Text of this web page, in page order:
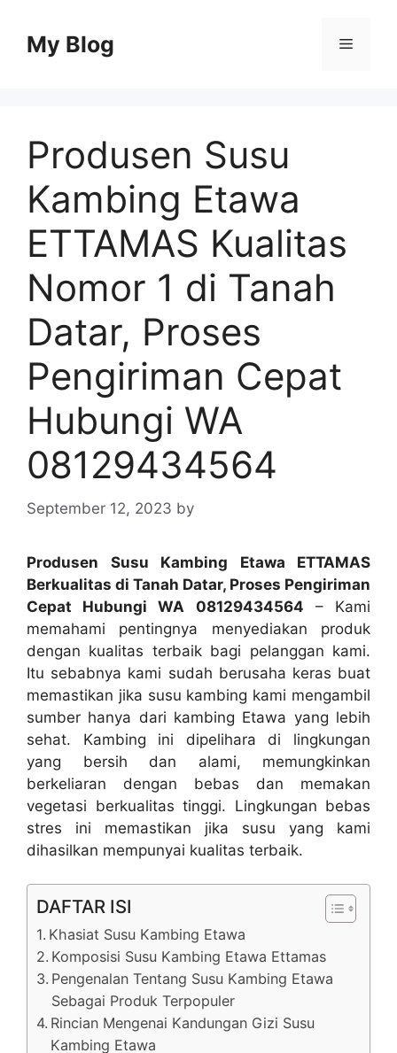
contentMy Blog Menu
Produsen Susu
Kambing Etawa
ETTAMAS Kualitas
Nomor 1 di Tanah
Datar, Proses
Pengiriman Cepat
Hubungi WA
08129434564
September 12, 2023 by
Produsen Susu Kambing Etawa ETTAMAS
Berkualitas di Tanah Datar, Proses Pengiriman
Cepat Hubungi WA 08129434564 – Kami
memahami pentingnya menyediakan produk
dengan kualitas terbaik bagi pelanggan kami.
Itu sebabnya kami sudah berusaha keras buat
memastikan jika susu kambing kami mengambil
sumber hanya dari kambing Etawa yang lebih
sehat. Kambing ini dipelihara di lingkungan
yang bersih dan alami, memungkinkan
berkeliaran dengan bebas dan memakan
vegetasi berkualitas tinggi. Lingkungan bebas
stres ini memastikan jika susu yang kami
dihasilkan mempunyai kualitas terbaik.
DAFTAR ISI
Khasiat Susu Kambing Etawa
Komposisi Susu Kambing Etawa Ettamas
Pengenalan Tentang Susu Kambing Etawa
Sebagai Produk Terpopuler
Rincian Mengenai Kandungan Gizi Susu
Kambing Etawa